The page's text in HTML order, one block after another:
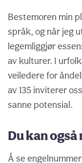
Bestemoren min
språk, og når jeg
legemliggjør
av kulturer. I
veiledere for
av 135 inviterer
sanne potensial.
Du kan
Å se